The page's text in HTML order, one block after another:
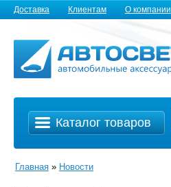
Доставка Клиентам О компании
Каталог товаров
Главная » Новости